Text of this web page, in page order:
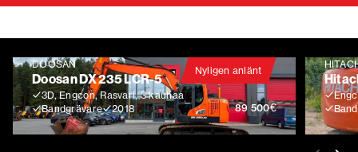
Nyligen anlänt
DOOSAN
Doosan DX 235 LCR-5
3D, Engcon, Rasvari, 3 kauhaa
Bandgrävare
2018 89 500€